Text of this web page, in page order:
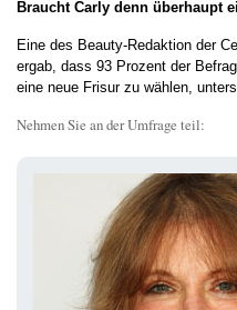
Braucht Carly denn überhaupt
Eine des Beauty-Redaktion der
ergab, dass 93 Prozent der
eine neue Frisur zu wählen,
Nehmen Sie an der Umfrage teil: